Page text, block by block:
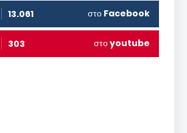
13.061 στο Facebook
303 στοyoutube